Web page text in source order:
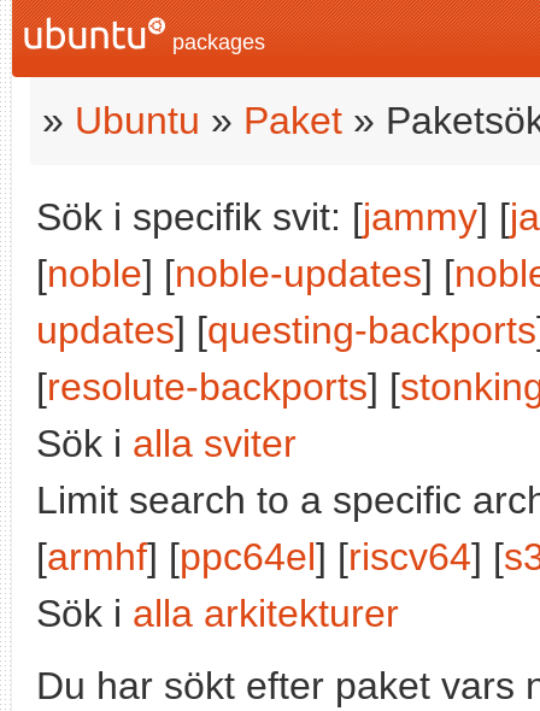
packages
» Ubuntu » Paket »
Sök i specifik svit: [jammy] [
[noble] [noble-updates] [
updates] [questing-backports
[resolute-backports] [
Sök i alla sviter
Limit search to a specific
[armhf] [ppc64el] [riscv64] [
Sök i alla arkitekturer
Du har sökt efter paket vars